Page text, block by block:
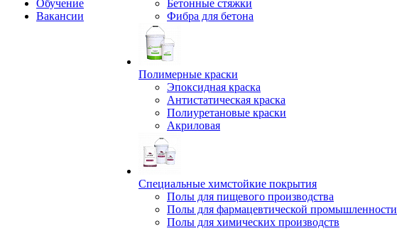
Обучение
Вакансии
Бетонные стяжки
Фибра для бетона
Полимерные краски
Эпоксидная краска
Антистатическая краска
Полиуретановые краски
Акриловая
Специальные химстойкие покрытия
Полы для пищевого производства
Полы для фармацевтической промышленности
Полы для химических производств